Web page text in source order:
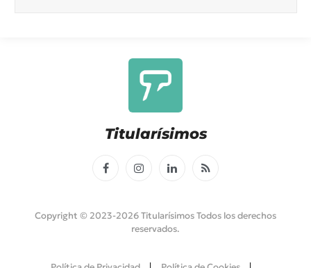
Titularísimos
FacebookInstagramLinkedInRSS
Copyright © 2023-2026 Titularísimos Todos los derechos
reservados.